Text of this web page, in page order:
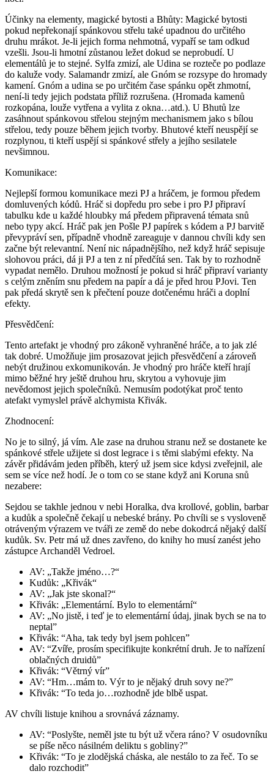
Účinky na elementy, magické bytosti a Bhůty: Magické bytosti
pokud nepřekonají spánkovou střelu také upadnou do určitého
druhu mrákot. Je-li jejich forma nehmotná, vypaří se tam odkud
vzešli. Jsou-li hmotní zůstanou ležet dokud se neprobudí. U
elementálů je to stejné. Sylfa zmizí, ale Udina se rozteče po podlaze
do kaluže vody. Salamandr zmizí, ale Gnóm se rozsype do hromady
kamení. Gnóm a udina se po určitém čase spánku opět zhmotní,
není-li tedy jejich podstata příliž rozrušena. (Hromada kamenů
rozkopána, louže vytřena a vylita z okna…atd.). U Bhutů lze
zasáhnout spánkovou střelou stejným mechanismem jako s bílou
střelou, tedy pouze během jejich tvorby. Bhutové kteří neuspějí se
rozplynou, ti kteří uspějí si spánkové střely a jejího sesilatele
nevšimnou.
Komunikace:
Nejlepší formou komunikace mezi PJ a hráčem, je formou předem
domluvených kódů. Hráč si dopředu pro sebe i pro PJ připraví
tabulku kde u každé hloubky má předem připravená témata snů
nebo typy akcí. Hráč pak jen Pošle PJ papírek s kódem a PJ barvitě
převypráví sen, případně vhodně zareaguje v dannou chvíli kdy sen
začne být relevantní. Není nic nápadnějšího, než když hráč sepisuje
slohovou práci, dá ji PJ a ten z ní předčítá sen. Tak by to rozhodně
vypadat nemělo. Druhou možností je pokud si hráč připraví varianty
s celým zněním snu předem na papír a dá je před hrou PJovi. Ten
pak předá skrytě sen k přečtení pouze dotčenému hráči a doplní
efekty.
Přesvědčení:
Tento artefakt je vhodný pro zákoně vyhraněné hráče, a to jak zlé
tak dobré. Umožňuje jim prosazovat jejich přesvědčení a zároveň
nebýt družinou exkomunikován. Je vhodný pro hráče kteří hrají
mimo běžné hry ještě druhou hru, skrytou a vyhovuje jim
nevědomost jejich společníků. Nemusím podotýkat proč tento
atefakt vymyslel právě alchymista Křivák.
Zhodnocení:
No je to silný, já vím. Ale zase na druhou stranu než se dostanete ke
spánkové střele užijete si dost legrace i s těmi slabými efekty. Na
závěr přidávám jeden příběh, který už jsem sice kdysi zveřejnil, ale
sem se více než hodí. Je o tom co se stane když ani Koruna snů
nezabere:
Sejdou se takhle jednou v nebi Horalka, dva krollové, goblin, barbar
a kudůk a společně čekají u nebeské brány. Po chvíli se s vysloveně
otráveným výrazem ve tváři ze země do nebe dokodrcá nějaký další
kudůk. Sv. Petr má už dnes zavřeno, do knihy ho musí zanést jeho
zástupce Archanděl Vedroel.
AV: „Takže jméno…?“
Kudůk: „Křivák“
AV: „Jak jste skonal?“
Křivák: „Elementární. Bylo to elementární“
AV: „No jistě, i teď je to elementární údaj, jinak bych se na to
neptal”
Křivák: “Aha, tak tedy byl jsem pohlcen”
AV: “Zvíře, prosím specifikujte konkrétní druh. Je to nařízení
oblačných druidů”
Křivák: “Větrný vír”
AV: “Hm…mám to. Výr to je nějaký druh sovy ne?”
Křivák: “To teda jo…rozhodně jde blbě uspat.
AV chvíli listuje knihou a srovnává záznamy.
AV: “Poslyšte, neměl jste tu být už včera ráno? V osudovníku
se píše něco násilném deliktu s gobliny?”
Křivák: “To je zlodějská cháska, ale nestálo to za řeč. To se
dalo rozchodit”